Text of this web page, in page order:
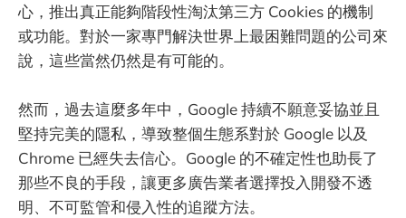
心，推出真正能夠階段性淘汰第三方 Cookies 的機制
或功能。對於一家專門解決世界上最困難問題的公司來
說，這些當然仍然是有可能的。
然而，過去這麼多年中，Google 持續不願意妥協並且
堅持完美的隱私，導致整個生態系對於 Google 以及
Chrome 已經失去信心。Google 的不確定性也助長了
那些不良的手段，讓更多廣告業者選擇投入開發不透
明、不可監管和侵入性的追蹤方法。